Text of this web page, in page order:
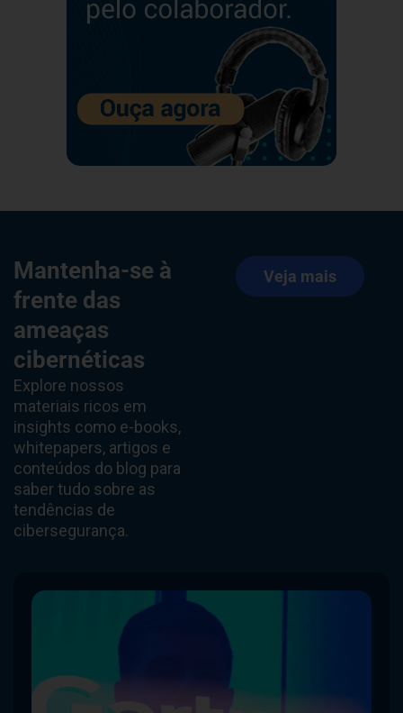
Mantenha-se à
frente das
ameaças
cibernéticas
Explore nossos
materiais ricos em
insights como e-books,
whitepapers, artigos e
conteúdos do blog para
saber tudo sobre as
tendências de
cibersegurança.
Veja mais